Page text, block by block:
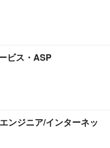
ビス・ASP
ンジニア/インターネッ